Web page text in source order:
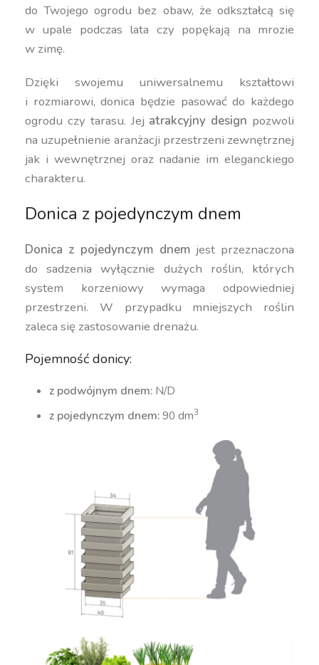
do Twojego ogrodu bez obaw, że odkształcą się
w upale podczas lata czy popękają na mrozie
w zimę.
Dzięki swojemu uniwersalnemu kształtowi
i rozmiarowi, donica będzie pasować do każdego
ogrodu czy tarasu. Jej atrakcyjny design pozwoli
na uzupełnienie aranżacji przestrzeni zewnętrznej
jak i wewnętrznej oraz nadanie im eleganckiego
charakteru.
Donica z pojedynczym dnem
Donica z pojedynczym dnemjest przeznaczona
do sadzenia wyłącznie dużych roślin, których
system korzeniowy wymaga odpowiedniej
przestrzeni. W przypadku mniejszych roślin
zaleca się zastosowanie drenażu.
Pojemność donicy:
z podwójnym dnem: N/D
z pojedynczym dnem:90 dm3